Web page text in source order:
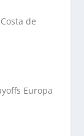
Costa de
Europa